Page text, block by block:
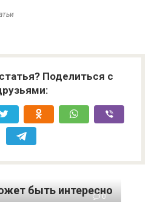
Поделиться с
быть интересно
0